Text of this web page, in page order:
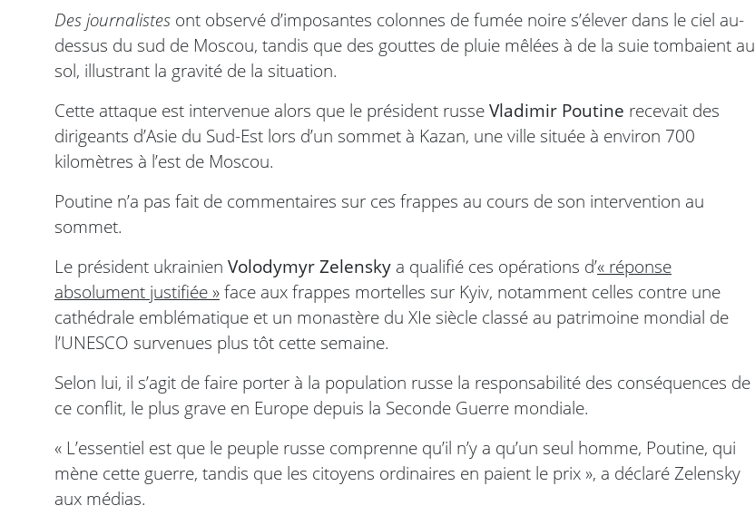
Des journalistes ont observé d’imposantes colonnes de fumée noire s’élever dans le ciel au-
dessus du sud de Moscou, tandis que des gouttes de pluie mêlées à de la suie tombaient au
sol, illustrant la gravité de la situation.
Cette attaque est intervenue alors que le président russeVladimir Poutine recevait des
dirigeants d’Asie du Sud-Est lors d’un sommet à Kazan, une ville située à environ 700
kilomètres à l’est de Moscou.
Poutine n’a pas fait de commentaires sur ces frappes au cours de son intervention au
sommet.
Le président ukrainien Volodymyr Zelensky a qualifié ces opérations d’« réponse
absolument justifiée »face aux frappes mortelles sur Kyiv, notamment celles contre une
cathédrale emblématique et un monastère du XIe siècle classé au patrimoine mondial de
l’UNESCO survenues plus tôt cette semaine.
Selon lui, il s’agit de faire porter à la population russe la responsabilité des conséquences de
ce conflit, le plus grave en Europe depuis la Seconde Guerre mondiale.
« L’essentiel est que le peuple russe comprenne qu’il n’y a qu’un seul homme, Poutine, qui
mène cette guerre, tandis que les citoyens ordinaires en paient le prix », a déclaré Zelensky
aux médias.